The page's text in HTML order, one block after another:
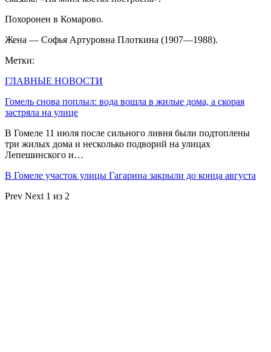
Похоронен в Комарово.
Жена — Софья Артуровна Плоткина (1907—1988).
Метки:
ГЛАВНЫЕ НОВОСТИ
Гомель снова поплыл: вода вошла в жилые дома, а скорая
застряла на улице
В Гомеле 11 июля после сильного ливня были подтоплены
три жилых дома и несколько подворий на улицах
Лепешинского и…
В Гомеле участок улицы Гагарина закрыли до конца августа
Prev Next 1 из 2